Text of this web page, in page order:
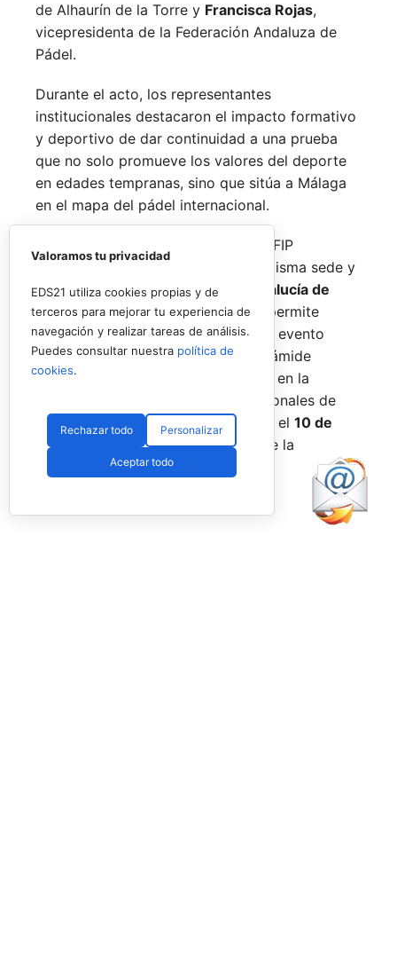
de Alhaurín de la Torre y Francisca Rojas,
vicepresidenta de la Federación Andaluza de
Pádel.
Durante el acto, los representantes
institucionales destacaron el impacto formativo
y deportivo de dar continuidad a una prueba
que no solo promueve los valores del deporte
en edades tempranas, sino que sitúa a Málaga
en el mapa del pádel internacional.
De forma paralela al desarrollo del FIP
Promises, la FAP organizará en la misma sede y
fechas losInternacionales de Andalucía de
Menores 2026. Esta cita paralela permite
incorporar la categoríabenjamín
al evento
global, completando así toda la pirámide
formativa.
El plazo para registrarse en la
categoría benjamín de los Internacionales de
Andalucía permanece abierto hasta el 10 de
agosto
a través de la web oficial de la
Federación.
Valoramos tu privacidad
EDS21 utiliza cookies propias y de
terceros para mejorar tu experiencia de
navegación y realizar tareas de análisis.
Puedes consultar nuestra política de
cookies.
Rechazar todo Personalizar
Aceptar todo